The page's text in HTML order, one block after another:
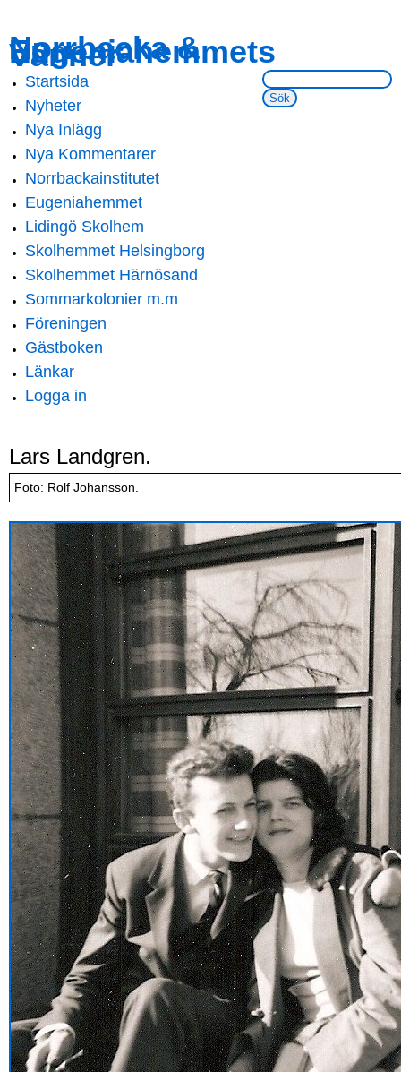
main
content
navigation
Norrbacka &
Eugeniahemmets
Vänner
Sök på webbsidan:
Main menu
Startsida
Nyheter
Nya Inlägg
Nya Kommentarer
Norrbackainstitutet
Eugeniahemmet
Lidingö Skolhem
Skolhemmet Helsingborg
Skolhemmet Härnösand
Sommarkolonier m.m
Föreningen
Gästboken
Länkar
Logga in
Lars Landgren.
Foto: Rolf Johansson.